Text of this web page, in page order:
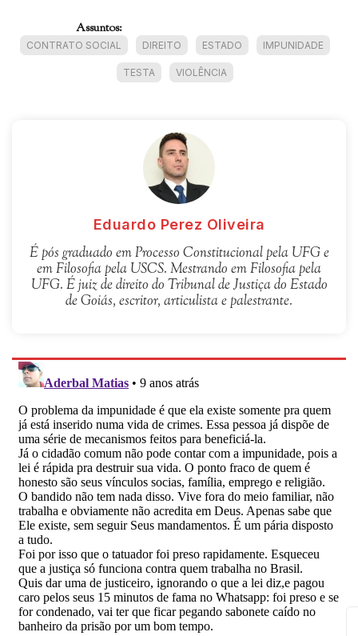
Assuntos:
CONTRATO SOCIAL DIREITO ESTADO IMPUNIDADE
TESTA VIOLÊNCIA
Eduardo Perez Oliveira
É pós graduado em Processo Constitucional pela UFG e
em Filosofia pela USCS. Mestrando em Filosofia pela
UFG. É juiz de direito do Tribunal de Justiça do Estado
de Goiás, escritor, articulista e palestrante.